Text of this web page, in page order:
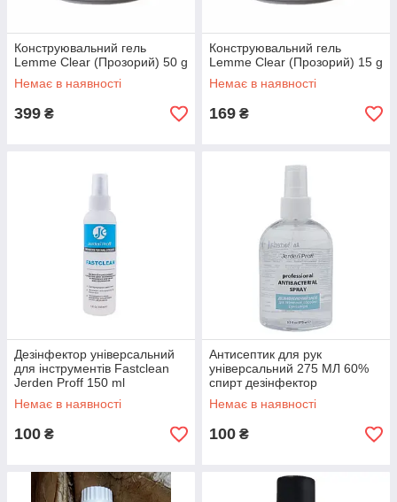
Конструювальний гель
Lemme Clear (Прозорий) 50 g
Немає в наявності
399 ₴
Конструювальний гель
Lemme Clear (Прозорий) 15 g
Немає в наявності
169 ₴
Дезінфектор універсальний
для інструментів Fastclean
Jerden Proff 150 ml
Немає в наявності
100 ₴
Антисептик для рук
універсальний 275 МЛ 60%
спирт дезінфектор
ANTIBACTERIAL SPRAY
JERDEN PROFF
Немає в наявності
100 ₴